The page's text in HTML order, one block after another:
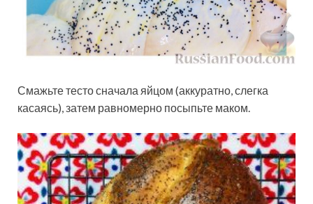
Смажьте тесто сначала яйцом (аккуратно, слегка
касаясь), затем равномерно посыпьте маком.